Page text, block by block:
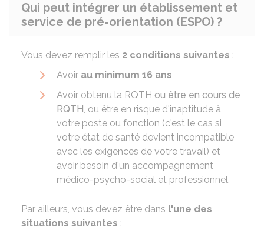
Qui peut intégrer un établissement et
service de pré-orientation (ESPO) ?
Vous devez remplir les 2 conditions suivantes :
Avoir au minimum 16 ans
Avoir obtenu la RQTH ou être en cours de
RQTH, ou être en risque d'inaptitude à
votre poste ou fonction (c'est le cas si
votre état de santé devient incompatible
avec les exigences de votre travail) et
avoir besoin d'un accompagnement
médico-psycho-social et professionnel.
Par ailleurs, vous devez être dans l'une des
situations suivantes :